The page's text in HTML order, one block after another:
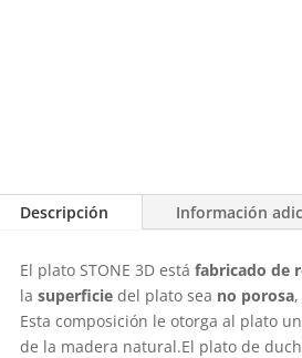
Descripción Información
El plato STONE 3D estáfabricado de
lasuperficiedel plato sea no porosa
Esta composición le otorga al plato un
de la madera natural.El plato de